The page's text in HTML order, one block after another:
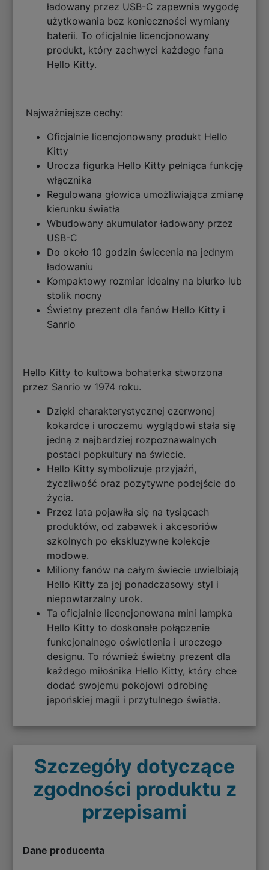
ładowany przez USB-C zapewnia wygodę
użytkowania bez konieczności wymiany
baterii. To oficjalnie licencjonowany
produkt, który zachwyci każdego fana
Hello Kitty.
Najważniejsze cechy:
Oficjalnie licencjonowany produkt Hello
Kitty
Urocza figurka Hello Kitty pełniąca funkcję
włącznika
Regulowana głowica umożliwiająca zmianę
kierunku światła
Wbudowany akumulator ładowany przez
USB-C
Do około 10 godzin świecenia na jednym
ładowaniu
Kompaktowy rozmiar idealny na biurko lub
stolik nocny
Świetny prezent dla fanów Hello Kitty i
Sanrio
Hello Kitty to kultowa bohaterka stworzona
przez Sanrio w 1974 roku.
Dzięki charakterystycznej czerwonej
kokardce i uroczemu wyglądowi stała się
jedną z najbardziej rozpoznawalnych
postaci popkultury na świecie.
Hello Kitty symbolizuje przyjaźń,
życzliwość oraz pozytywne podejście do
życia.
Przez lata pojawiła się na tysiącach
produktów, od zabawek i akcesoriów
szkolnych po ekskluzywne kolekcje
modowe.
Miliony fanów na całym świecie uwielbiają
Hello Kitty za jej ponadczasowy styl i
niepowtarzalny urok.
Ta oficjalnie licencjonowana mini lampka
Hello Kitty to doskonałe połączenie
funkcjonalnego oświetlenia i uroczego
designu. To również świetny prezent dla
każdego miłośnika Hello Kitty, który chce
dodać swojemu pokojowi odrobinę
japońskiej magii i przytulnego światła.
Szczegóły dotyczące
zgodności produktu z
przepisami
Dane producenta